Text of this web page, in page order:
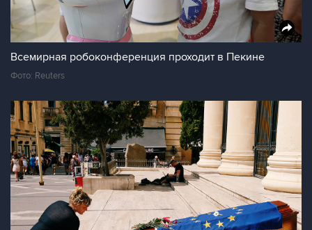
Всемирная робоконференция проходит в Пекине
Фото: Reuters